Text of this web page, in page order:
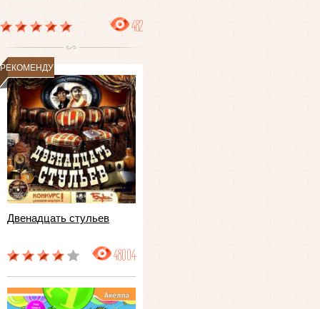
482
РЕКОМЕНДУЕМ
Двенадцать стульев
48004